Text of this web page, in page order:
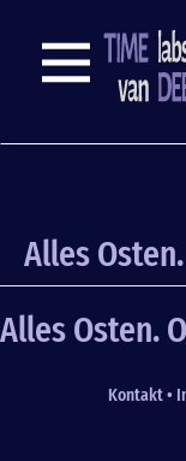
content
NAVIGATION
Alles
Alles Osten.
Fußzeile
Kontakt •